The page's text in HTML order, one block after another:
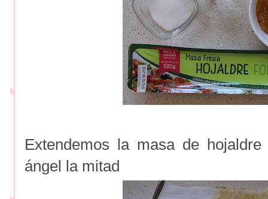
Extendemos la masa de
ángel la mitad